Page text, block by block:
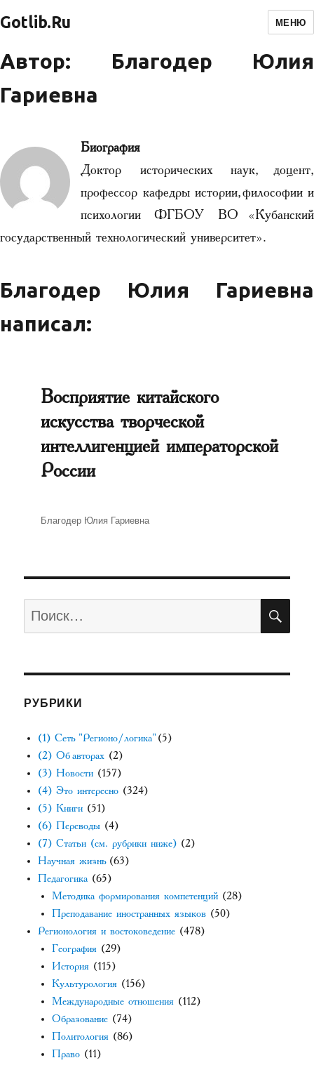
Gotlib.Ru МЕНЮ
Автор: Благодер Юлия
Гариевна
Биография
Доктор исторических наук, доцент,
профессор кафедры истории, философии и
психологии ФГБОУ ВО «Кубанский
государственный технологический университет».
Благодер Юлия Гариевна
написал:
Восприятие китайского
искусства творческой
интеллигенцией императорской
России
Автор
Благодер Юлия Гариевна
РУБРИКИ
(1) Сеть "Регионо/логика"(5)
(2) Об авторах (2)
(3) Новости (157)
(4) Это интересно (324)
(5) Книги (51)
(6) Переводы (4)
(7) Статьи (см. рубрики ниже) (2)
Научная жизнь(63)
Педагогика (65)
Методика формирования компетенций (28)
Преподавание иностранных языков (50)
Регионология и востоковедение (478)
География (29)
История (115)
Культурология (156)
Международные отношения (112)
Образование (74)
Политология (86)
Право (11)